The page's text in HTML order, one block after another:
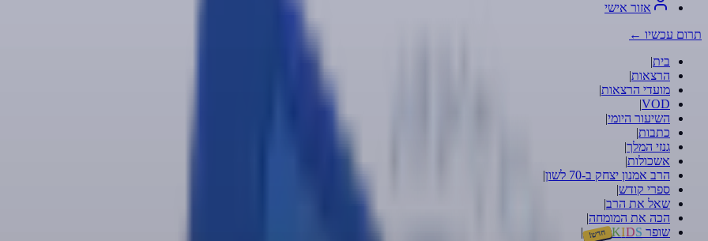
אזור אישי
תרום עכשיו ←
בית|
הרצאות|
מועדי הרצאות|
VOD
|
השיעור היומי|
כתבות|
גנזי המלך|
אשכולות|
הרב אמנון יצחק ב-70 לשון
|
ספרי קודש|
שאל את הרב|
הכה את המומחה|
שופר
KIDS חדש! |